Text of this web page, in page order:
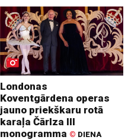
Londonas
Koventgārdena operas
jauno priekškaru rotā
karaļa Čārlza III
monogramma © DIENA